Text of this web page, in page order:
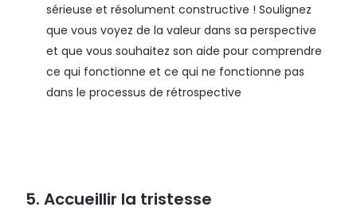
sérieuse et résolument constructive ! Soulignez
que vous voyez de la valeur dans sa perspective
et que vous souhaitez son aide pour comprendre
ce qui fonctionne et ce qui ne fonctionne pas
dans le processus de rétrospective
5. Accueillir la tristesse